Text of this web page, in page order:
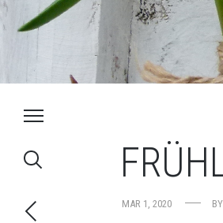
MAR 1, 2020 BY